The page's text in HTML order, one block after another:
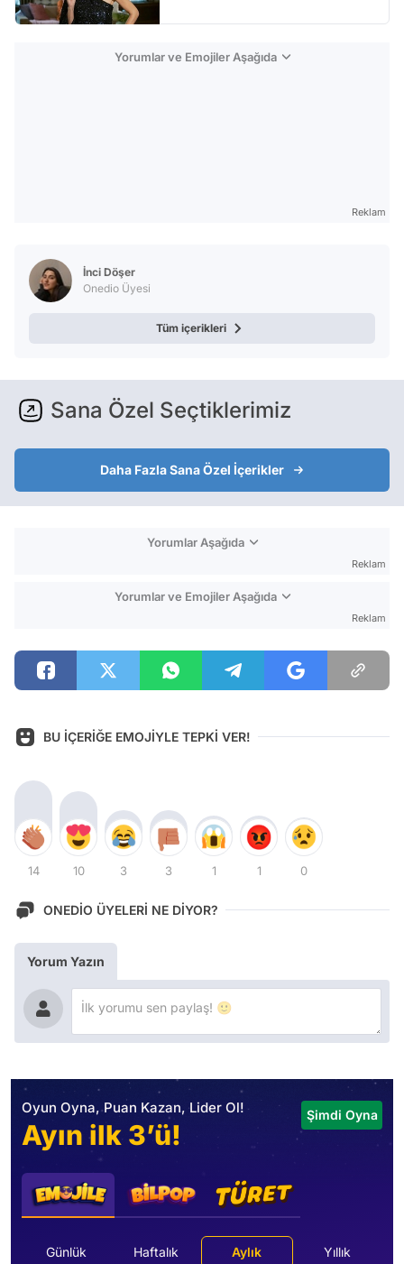
Yorumlar ve Emojiler Aşağıda
Reklam
İnci Döşer
Onedio Üyesi
Tüm içerikleri
Sana Özel Seçtiklerimiz
Daha Fazla Sana Özel İçerikler
Yorumlar Aşağıda
Reklam
Yorumlar ve Emojiler Aşağıda
Reklam
BU İÇERİĞE EMOJİYLE TEPKİ VER!
14 10 3 3 1 1 0
ONEDİO ÜYELERİ NE DİYOR?
Yorum Yazın
Oyun Oyna, Puan Kazan, Lider Ol!
Ayın ilk 3’ü!
Şimdi Oyna
Günlük Haftalık Aylık Yıllık